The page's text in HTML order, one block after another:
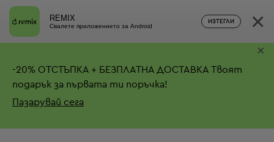
REMIX
Свалете приложението за Android
ИЗТЕГЛИ ×
-20% ОТСТЪПКА + БЕЗПЛАТНА ДОСТАВКА Твоят
подарък за първата ти поръчка!
Пазарувай сега
×